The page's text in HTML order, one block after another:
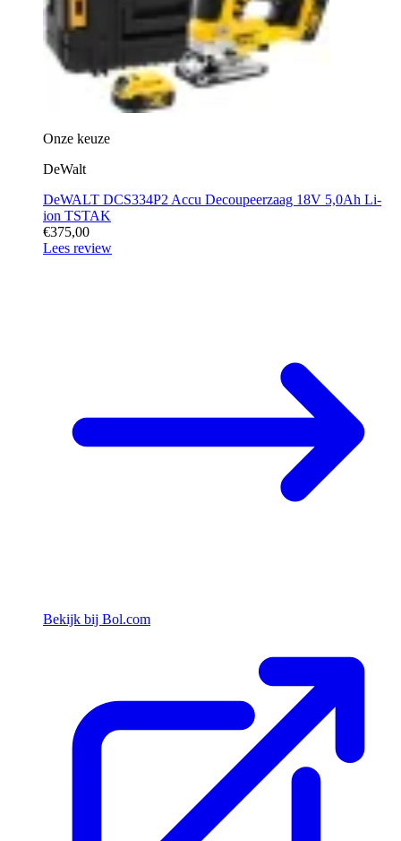
Onze keuze
DeWalt
DeWALT DCS334P2 Accu Decoupeerzaag 18V 5,0Ah Li-
ion TSTAK
€375,00
Lees review
Bekijk bij Bol.com